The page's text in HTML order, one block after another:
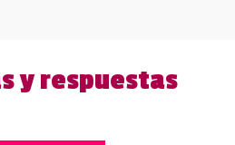
y respuestas